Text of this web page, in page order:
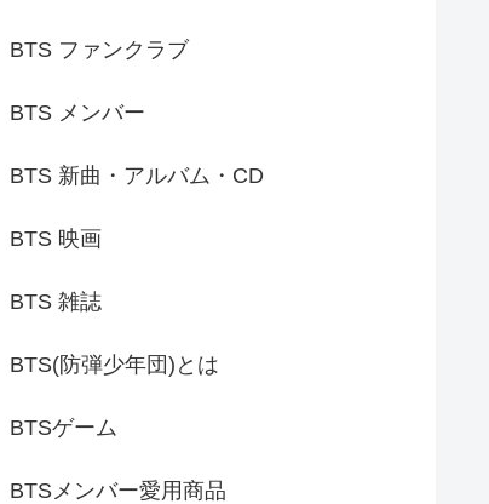
BTS ファンクラブ
BTS メンバー
BTS 新曲・アルバム・CD
BTS 映画
BTS 雑誌
BTS(防弾少年団)とは
BTSゲーム
BTSメンバー愛用商品